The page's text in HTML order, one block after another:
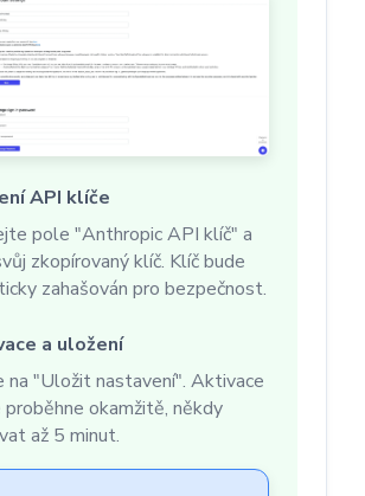
API klíče
pole "Anthropic API klíč" a
zkopírovaný klíč. Klíč bude
zahašován pro bezpečnost.
a uložení
na "Uložit nastavení". Aktivace
okamžitě, někdy
až 5 minut.